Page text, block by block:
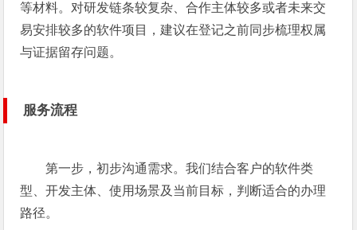
等材料。对研发链条较复杂、合作主体较多或者未来交
易安排较多的软件项目，建议在登记之前同步梳理权属
与证据留存问题。
服务流程
第一步，初步沟通需求。我们结合客户的软件类
型、开发主体、使用场景及当前目标，判断适合的办理
路径。